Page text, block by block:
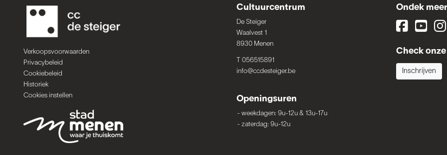
Verkoopsvoorwaarden
Privacybeleid
Cookiebeleid
Historiek
Cookies instellen
Cultuurcentrum
De Steiger
Waalvest 1
8930 Menen
T 056515891
info@ccdesteiger.be
Openingsuren
-weekdagen: 9u-12u & 13u-17u
-zaterdag: 9u-12u
Ondek meer
Check
Inschrijven